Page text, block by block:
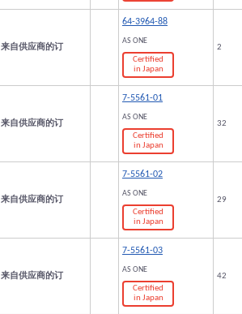
来自供应商的订
64-3964-88
AS ONE
Certified
in Japan
2
来自供应商的订
7-5561-01
AS ONE
Certified
in Japan
32
来自供应商的订
7-5561-02
AS ONE
Certified
in Japan
29
来自供应商的订
7-5561-03
AS ONE
Certified
in Japan
42